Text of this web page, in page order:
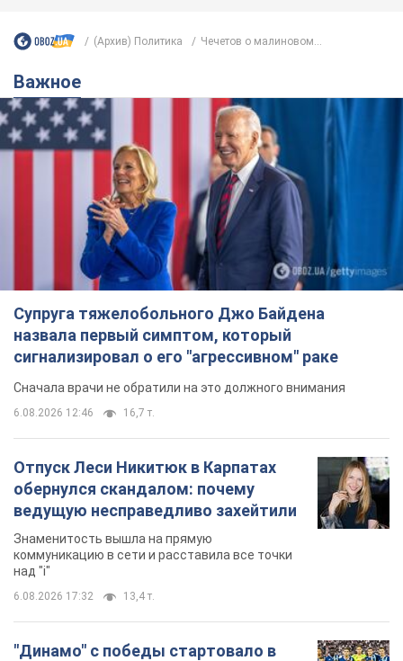
Супруга тяжелобольного Джо Байдена
назвала первый симптом, который
сигнализировал о его "агрессивном" раке
Сначала врачи не обратили на это должного внимания
6.08.2026 12:46 16,7 т.
Отпуск Леси Никитюк в Карпатах
обернулся скандалом: почему
ведущую несправедливо захейтили
Знаменитость вышла на прямую
над "i"
6.08.2026 17:32 13,4 т.
"Динамо" с победы стартовало в
квалификации Лиги конференций.
Видео
Матч прошел в Люблине
9 часов назад